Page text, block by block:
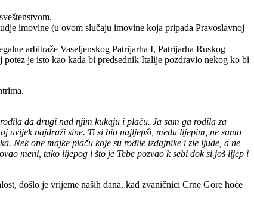
imovine (u ovom slučaju imovine koja pripada Pravoslavnoj
arbitraže Vaseljenskog Patrijarha I, Patrijarha Ruskog
je isto kao kada bi predsednik Italije pozdravio nekog ko bi
da drugi nad njim kukaju i plaču. Ja sam ga rodila za
uvijek najdraži sine. Ti si bio najljepši, među lijepim, ne samo
Nek one majke plaču koje su rodile izdajnike i zle ljude, a ne
meni, tako lijepog i što je Tebe pozvao k sebi dok si još lijep i
došlo je vrijeme naših dana, kad zvaničnici Crne Gore hoće